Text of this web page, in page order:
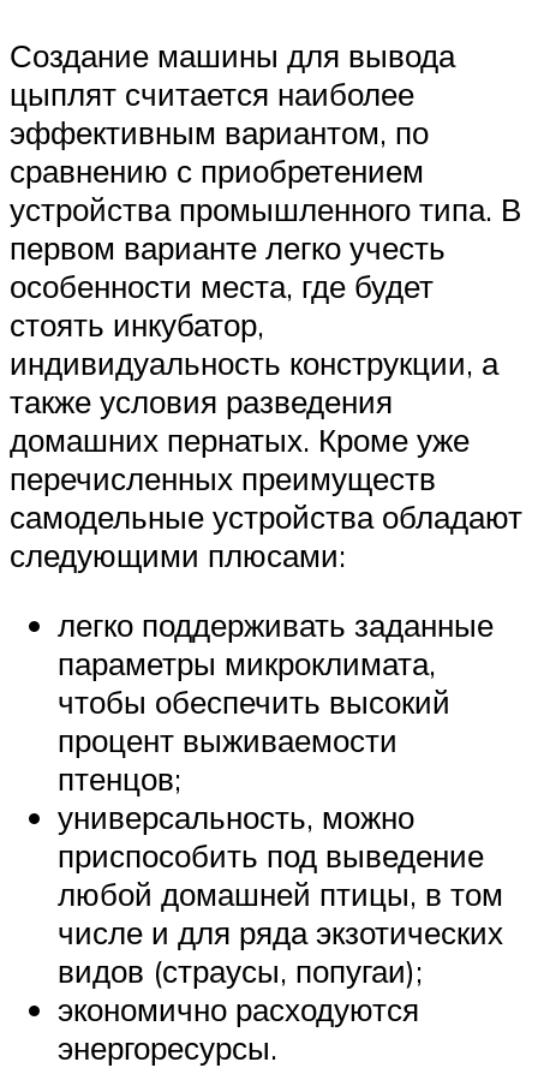
Создание машины для вывода
цыплят считается наиболее
эффективным вариантом, по
сравнению с приобретением
устройства промышленного типа. В
первом варианте легко учесть
особенности места, где будет
стоять инкубатор,
индивидуальность конструкции, а
также условия разведения
домашних пернатых. Кроме уже
перечисленных преимуществ
самодельные устройства обладают
следующими плюсами:
легко поддерживать заданные
параметры микроклимата,
чтобы обеспечить высокий
процент выживаемости
птенцов;
универсальность, можно
приспособить под выведение
любой домашней птицы, в том
числе и для ряда экзотических
видов (страусы, попугаи);
экономично расходуются
энергоресурсы.